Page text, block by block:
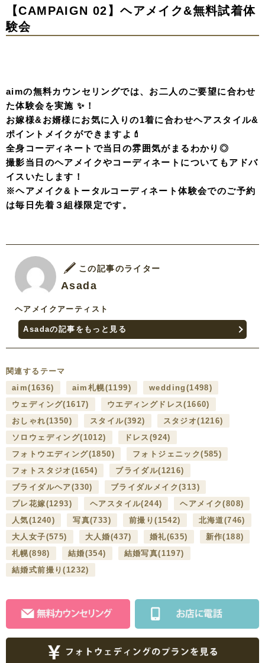
【CAMPAIGN 02】ヘアメイク&無料試着体
験会
aimの無料カウンセリングでは、お二人のご要望に合わせ
た体験会を実施 ✨！
お嫁様&お婿様にお気に入りの1着に合わせヘアスタイル&
ポイントメイクができますよ💄
全身コーディネートで当日の雰囲気がまるわかり◎
撮影当日のヘアメイクやコーディネートについてもアドバ
イスいたします！
※ヘアメイク&トータルコーディネート体験会でのご予約
は毎日先着３組様限定です。
この記事のライター
Asada
ヘアメイクアーティスト
Asadaの記事をもっと見る
関連するテーマ
aim(1636) aim札幌(1199) wedding (1498)
ウェディング(1617) ウエディングドレス(1660)
おしゃれ(1350) スタイル(392) スタジオ(1216)
ソロウェディング(1012) ドレス (924)
フォトウエディング(1850) フォトジェニック(585)
フォトスタジオ (1654) ブライダル(1216)
ブライダルヘア(330) ブライダルメイク(313)
プレ花嫁(1293) ヘアスタイル(244) ヘアメイク(808)
人気(1240) 写真(733) 前撮り(1542) 北海道(746)
大人女子(575) 大人婚(437) 婚礼(635) 新作(188)
札幌(898) 結婚(354) 結婚写真(1197)
結婚式前撮り(1232)